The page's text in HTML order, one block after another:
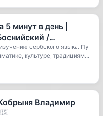
5 минут в день |
/
| Српски jезик | Srpsk
сербского языка. Пу
культуре, традициям...
Владимир